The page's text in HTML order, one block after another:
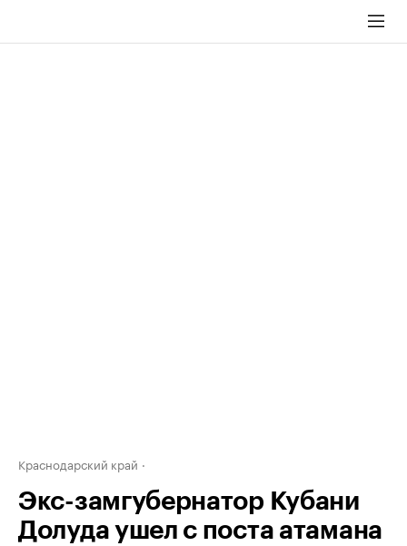
Краснодарский край
Экс-замгубернатор Кубани
Долуда ушел с поста атамана